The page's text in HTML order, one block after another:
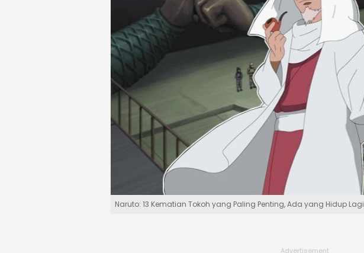
Naruto: 13 Kematian Tokoh yang Paling Penting, Ada yang Hidup Lagi